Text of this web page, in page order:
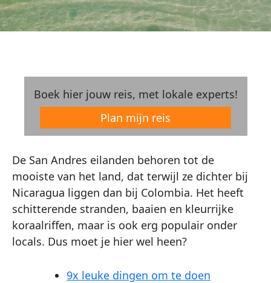
Boek hier jouw reis, met lokale experts!
Plan mijn reis
De San Andres eilanden behoren tot de
mooiste van het land, dat terwijl ze dichter bij
Nicaragua liggen dan bij Colombia. Het heeft
schitterende stranden, baaien en kleurrijke
koraalriffen, maar is ook erg populair onder
locals. Dus moet je hier wel heen?
9x leuke dingen om te doen